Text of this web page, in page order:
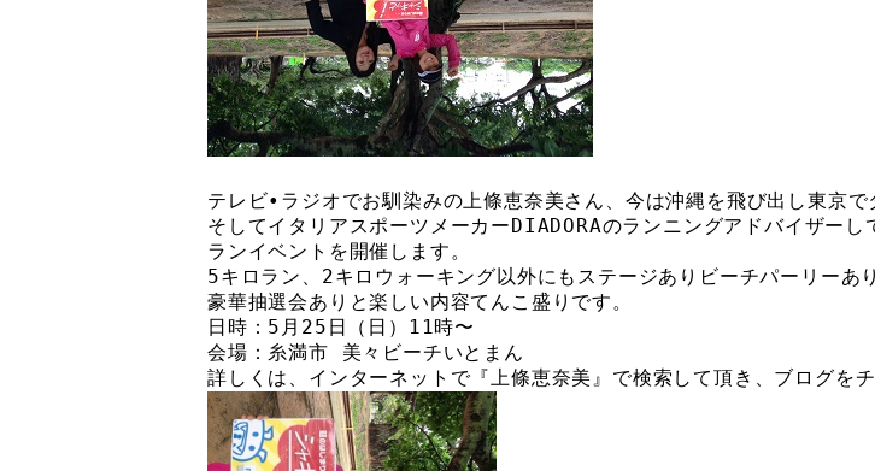
テレビ•ラジオでお馴染みの上條恵奈美さん、今は沖縄を飛び出し東京で
そしてイタリアスポーツメーカーDIADORAのランニングアドバイザー
ランイベントを開催します。
5キロラン、2キロウォーキング以外にもステージありビーチパーリーあり
豪華抽選会ありと楽しい内容てんこ盛りです。
日時：5月25日（日）11時〜
会場：糸満市 美々ビーチいとまん
詳しくは、インターネットで『上條恵奈美』で検索して頂き、ブログをチ